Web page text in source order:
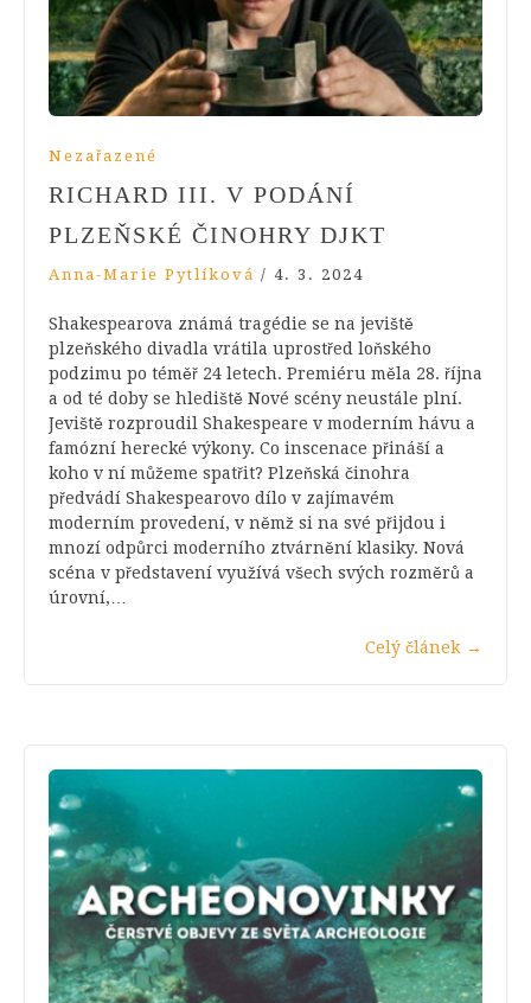
Nezařazené
RICHARD III. V PODÁNÍ
PLZEŇSKÉ ČINOHRY DJKT
Anna-Marie Pytlíková / 4. 3. 2024
Shakespearova známá tragédie se na jeviště
plzeňského divadla vrátila uprostřed loňského
podzimu po téměř 24 letech. Premiéru měla 28. října
a od té doby se hlediště Nové scény neustále plní.
Jeviště rozproudil Shakespeare v moderním hávu a
famózní herecké výkony. Co inscenace přináší a
koho v ní můžeme spatřit? Plzeňská činohra
předvádí Shakespearovo dílo v zajímavém
moderním provedení, v němž si na své přijdou i
mnozí odpůrci moderního ztvárnění klasiky. Nová
scéna v představení využívá všech svých rozměrů a
úrovní,…
Celý článek →